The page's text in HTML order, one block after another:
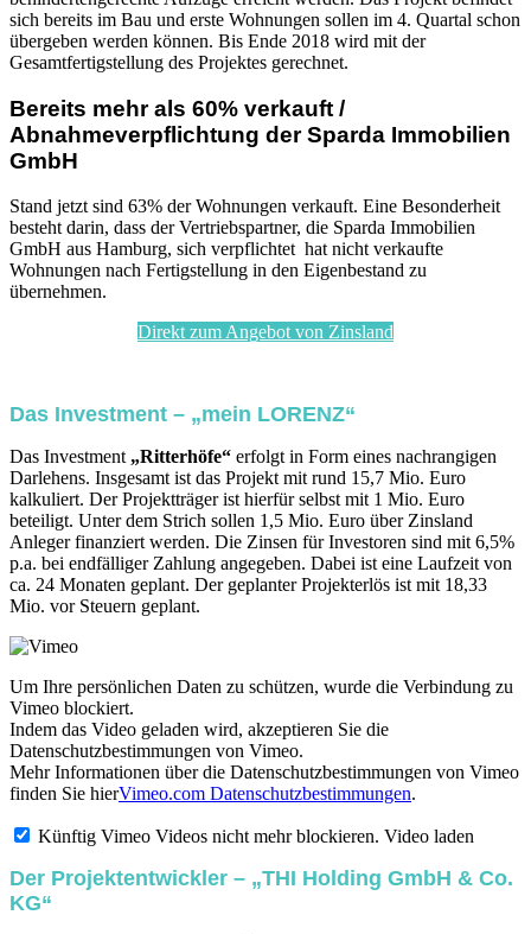
sich bereits im Bau und erste Wohnungen sollen im 4. Quartal schon
übergeben werden können. Bis Ende 2018 wird mit der
Gesamtfertigstellung des Projektes gerechnet.
Bereits mehr als 60% verkauft /
Abnahmeverpflichtung der Sparda Immobilien
GmbH
Stand jetzt sind 63% der Wohnungen verkauft. Eine Besonderheit
besteht darin, dass der Vertriebspartner, die Sparda Immobilien
GmbH aus Hamburg, sich verpflichtet hat nicht verkaufte
Wohnungen nach Fertigstellung in den Eigenbestand zu
übernehmen.
Direkt zum Angebot von Zinsland
Das Investment – „mein LORENZ“
Das Investment „Ritterhöfe“ erfolgt in Form eines nachrangigen
Darlehens. Insgesamt ist das Projekt mit rund 15,7 Mio. Euro
kalkuliert. Der Projektträger ist hierfür selbst mit 1 Mio. Euro
beteiligt. Unter dem Strich sollen 1,5 Mio. Euro über Zinsland
Anleger finanziert werden. Die Zinsen für Investoren sind mit 6,5%
p.a. bei endfälliger Zahlung angegeben. Dabei ist eine Laufzeit von
ca. 24 Monaten geplant. Der geplanter Projekterlös ist mit 18,33
Mio. vor Steuern geplant.
Um Ihre persönlichen Daten zu schützen, wurde die Verbindung zu
Vimeo blockiert.
Indem das Video geladen wird, akzeptieren Sie die
Datenschutzbestimmungen von Vimeo.
Mehr Informationen über die Datenschutzbestimmungen von Vimeo
finden Sie hierVimeo.com Datenschutzbestimmungen.
Künftig Vimeo Videos nicht mehr blockieren. Video laden
Der Projektentwickler – „THI Holding GmbH & Co.
KG“